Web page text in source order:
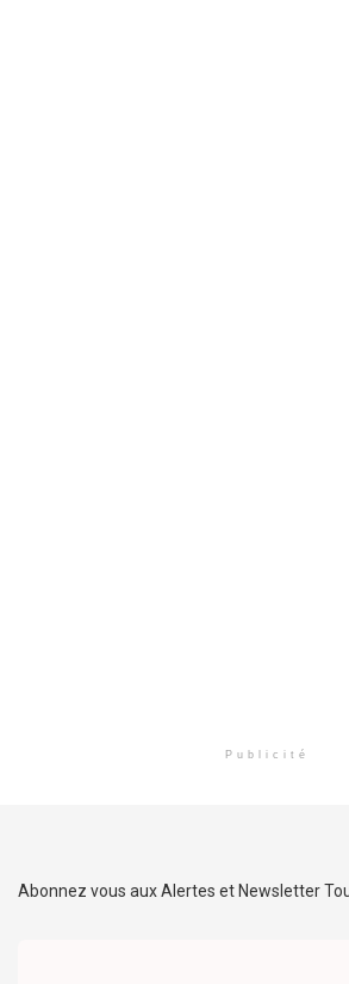
Publicité
Abonnez vous aux Alertes et Newsletter